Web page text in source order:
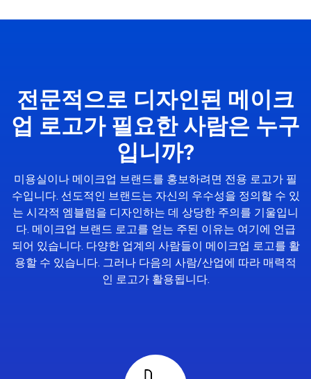
전문적으로 디자인된 메이크
업 로고가 필요한 사람은 누구
입니까?
미용실이나 메이크업 브랜드를 홍보하려면 전용 로고가 필
수입니다. 선도적인 브랜드는 자신의 우수성을 정의할 수 있
는 시각적 엠블럼을 디자인하는 데 상당한 주의를 기울입니
다. 메이크업 브랜드 로고를 얻는 주된 이유는 여기에 언급
되어 있습니다. 다양한 업계의 사람들이 메이크업 로고를 활
용할 수 있습니다. 그러나 다음의 사람/산업에 따라 매력적
인 로고가 활용됩니다.